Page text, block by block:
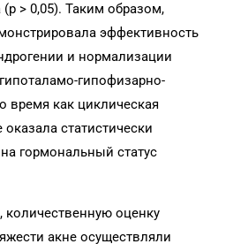
> 0,05). Таким образом,
эффективность
и нормализации
гипофизарно-
время как циклическая
статистически
гормональный статус
количественную оценку
акне осуществляли